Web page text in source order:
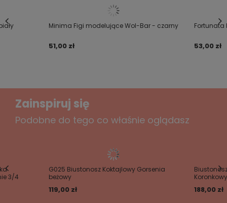
Wysokie figi modelujące brzuch, talię oraz linię bioder.
Ultracienka dzianina cięta laserowo i płaskie szwy
powodują iż bielizna nie odznacza się pod ubraniem.
Twój email
Minima Figi modelujące Wol-Bar - czarny
51,00 zł
Fortunata
53,00 zł
Zainspiruj się
Podobne do tego co właśnie oglądasz
3/4
G025 Biustonosz Koktajlowy Gorsenia
beżowy
119,00 zł 188,00 zł